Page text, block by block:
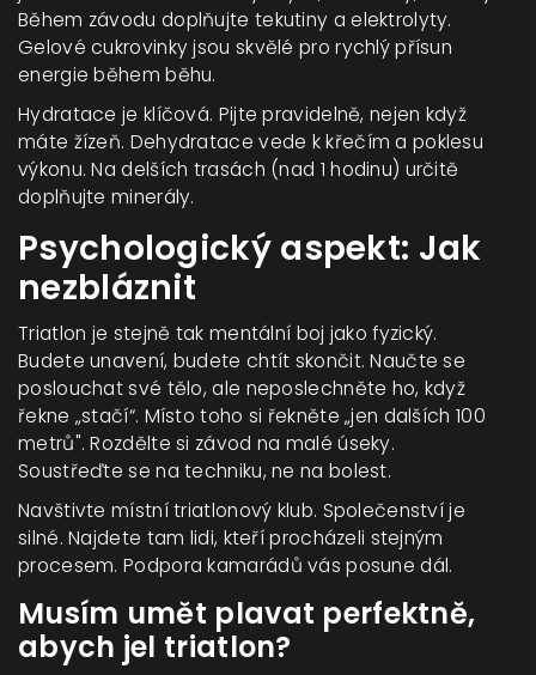
Během závodu doplňujte tekutiny a elektrolyty.
Gelové cukrovinky jsou skvělé pro rychlý přísun
energie během běhu.
Hydratace je klíčová. Pijte pravidelně, nejen když
máte žízeň. Dehydratace vede k křečím a poklesu
výkonu. Na delších trasách (nad 1 hodinu) určitě
doplňujte minerály.
Psychologický aspekt: Jak
nezbláznit
Triatlon je stejně tak mentální boj jako fyzický.
Budete unavení, budete chtít skončit. Naučte se
poslouchat své tělo, ale neposlechněte ho, když
řekne „stačí“. Místo toho si řekněte „jen dalších 100
metrů". Rozdělte si závod na malé úseky.
Soustřeďte se na techniku, ne na bolest.
Navštivte místní triatlonový klub. Společenství je
silné. Najdete tam lidi, kteří procházeli stejným
procesem. Podpora kamarádů vás posune dál.
Musím umět plavat perfektně,
abych jel triatlon?